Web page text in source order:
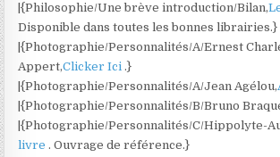
|{Philosophie/Une brève introduction/Bilan,
Disponible dans toutes les bonnes librairies.}
|{Photographie/Personnalités/A/Ernest
Appert,Clicker Ici.}
|{Photographie/Personnalités/A/Jean Agélou,
|{Photographie/Personnalités/B/Bruno
|{Photographie/Personnalités/C/Hippolyte-
livre. Ouvrage de référence.}